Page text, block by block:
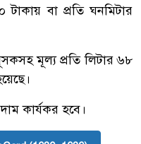
বা প্রতি ঘনমিটার
মূল্য প্রতি লিটার ৬৮
কার্যকর হবে।